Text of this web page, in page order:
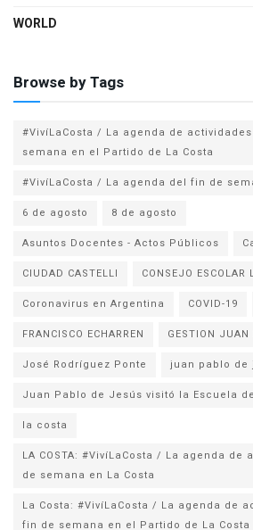
WORLD
Browse by Tags
#VivíLaCosta / La agenda de
semana en el Partido de La Costa
#VivíLaCosta / La agenda del fin de
6 de agosto
8 de agosto
Asuntos Docentes - Actos Públicos
CIUDAD CASTELLI
CONSEJO ESCOLAR
Coronavirus en Argentina
COVID-19
FRANCISCO ECHARREN
GESTION
José Rodríguez Ponte
juan pablo de
la costa
LA COSTA: #VivíLaCosta / La agenda
de semana en La Costa
La Costa: #VivíLaCosta / La agenda de
fin de semana en el Partido de La Costa